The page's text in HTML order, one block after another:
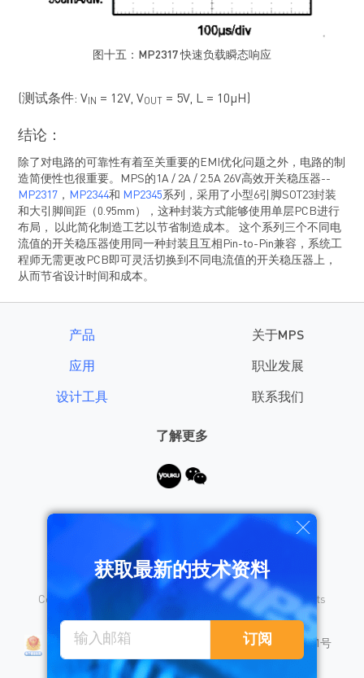
图十五： MP2317快速负载瞬态响应
(测试条件: VIN = 12V, VOUT = 5V, L = 10μH)
结论：
除了对电路的可靠性有着至关重要的EMI优化问题之外，电路的制
造简便性也很重要。MPS的1A / 2A / 2.5A 26V高效开关稳压器--
MP2317 ， MP2344和 MP2345 系列，采用了小型6引脚SOT23封装
和大引脚间距（0.95mm），这种封装方式能够使用单层PCB进行
布局， 以此简化制造工艺以节省制造成本。 这个系列三个不同电
流值的开关稳压器使用同一种封装且互相Pin-to-Pin兼容，系统工
程师无需更改PCB即可灵活切换到不同电流值的开关稳压器上，
从而节省设计时间和成本。
产品
应用
设计工具
关于MPS
职业发展
联系我们
了解更多
需要帮助？
Copyright © 2026 Monolithic Power Systems, Inc. All rights
沪公网安备 31010402008155号
沪ICP备18023031号
隐私保护
销售条款 法律声明
获取最新的技术资料
订阅